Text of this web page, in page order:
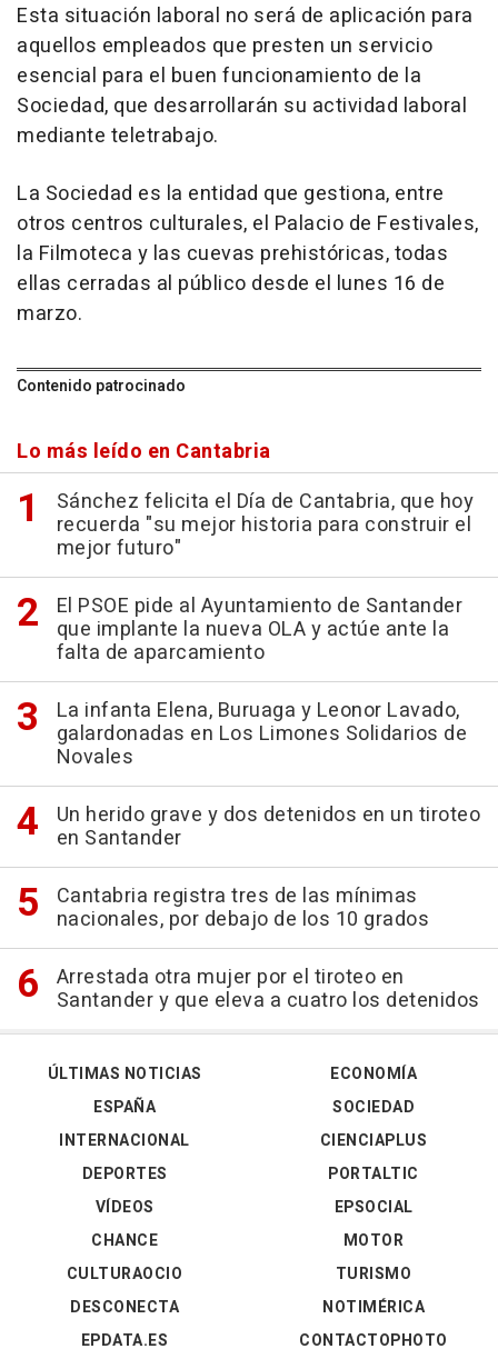
Esta situación laboral no será de aplicación para
aquellos empleados que presten un servicio
esencial para el buen funcionamiento de la
Sociedad, que desarrollarán su actividad laboral
mediante teletrabajo.
La Sociedad es la entidad que gestiona, entre
otros centros culturales, el Palacio de Festivales,
la Filmoteca y las cuevas prehistóricas, todas
ellas cerradas al público desde el lunes 16 de
marzo.
Contenido patrocinado
Lo más leído en Cantabria
Sánchez felicita el Día de Cantabria, que hoy
recuerda "su mejor historia para construir el
mejor futuro"
El PSOE pide al Ayuntamiento de Santander
que implante la nueva OLA y actúe ante la
falta de aparcamiento
La infanta Elena, Buruaga y Leonor Lavado,
galardonadas en Los Limones Solidarios de
Novales
Un herido grave y dos detenidos en un tiroteo
en Santander
Cantabria registra tres de las mínimas
nacionales, por debajo de los 10 grados
Arrestada otra mujer por el tiroteo en
Santander y que eleva a cuatro los detenidos
ÚLTIMAS NOTICIAS
ESPAÑA
INTERNACIONAL
DEPORTES
VÍDEOS
ECONOMÍA
SOCIEDAD
CIENCIAPLUS
PORTALTIC
EPSOCIAL
CHANCE
CULTURAOCIO
DESCONECTA
EPDATA.ES
MOTOR
TURISMO
NOTIMÉRICA
CONTACTOPHOTO